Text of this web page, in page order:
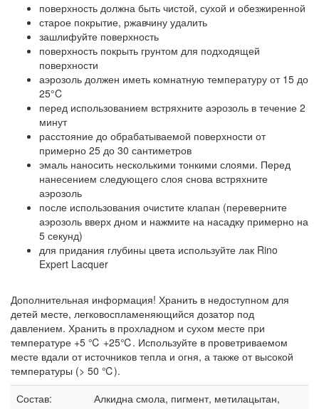
поверхность должна быть чистой, сухой и обезжиренной
старое покрытие, ржавчину удалить
зашлифуйте поверхность
поверхность покрыть грунтом для подходящей
поверхности
аэрозоль должен иметь комнатную температуру от 15 до
25°C
перед использованием встряхните аэрозоль в течение 2
минут
расстояние до обрабатываемой поверхности от
примерно 25 до 30 сантиметров
эмаль наносить несколькими тонкими слоями. Перед
нанесением следующего слоя снова встряхните
аэрозоль
после использования очистите клапан (переверните
аэрозоль вверх дном и нажмите на насадку примерно на
5 секунд)
для придания глубины цвета используйте лак Rino
Expert Lacquer
Дополнительная информация! Хранить в недоступном для
детей месте, легковоспламеняющийся дозатор под
давлением. Хранить в прохладном и сухом месте при
температуре +5 ℃ +25℃. Используйте в проветриваемом
месте вдали от источников тепла и огня, а также от высокой
температуры (> 50 ℃).
Состав:
Алкидна смола, пигмент, метилацытан,